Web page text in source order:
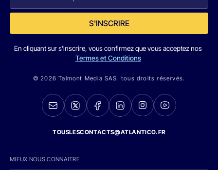
S'INSCRIRE
En cliquant sur s'inscrire, vous confirmez que vous acceptez nos
Termes et Conditions
© 2026 Talmont Media SAS. tous droits réservés.
TOUSLESCONTACTS@ATLANTICO.FR
MIEUX NOUS CONNAITRE